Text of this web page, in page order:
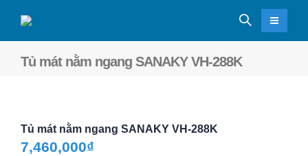
Tủ mát nằm ngang SANAKY VH-288K
Tủ mát nằm ngang SANAKY VH-288K
7,460,000₫